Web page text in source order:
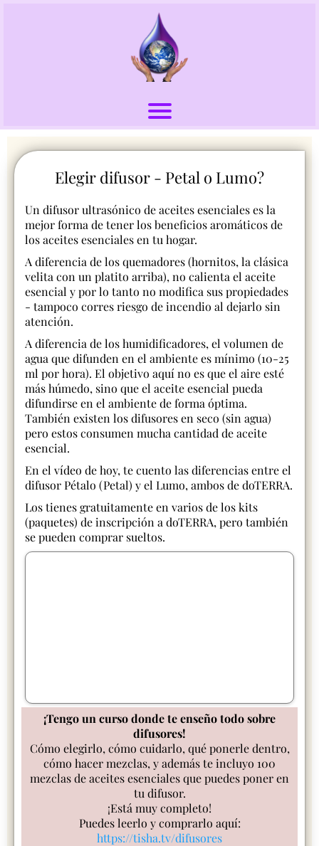
Elegir difusor - Petal o Lumo?
Un difusor ultrasónico de aceites esenciales es la
mejor forma de tener los beneficios aromáticos de
los aceites esenciales en tu hogar.
A diferencia de los quemadores (hornitos, la clásica
velita con un platito arriba), no calienta el aceite
esencial y por lo tanto no modifica sus propiedades
- tampoco corres riesgo de incendio al dejarlo sin
atención.
A diferencia de los humidificadores, el volumen de
agua que difunden en el ambiente es mínimo (10-25
ml por hora). El objetivo aquí no es que el aire esté
más húmedo, sino que el aceite esencial pueda
difundirse en el ambiente de forma óptima.
También existen los difusores en seco (sin agua)
pero estos consumen mucha cantidad de aceite
esencial.
En el vídeo de hoy, te cuento las diferencias entre el
difusor Pétalo (Petal) y el Lumo, ambos de doTERRA.
Los tienes gratuitamente en varios de los kits
(paquetes) de inscripción a doTERRA, pero también
se pueden comprar sueltos.
¡Tengo un curso donde te enseño todo sobre
difusores!
Cómo elegirlo, cómo cuidarlo, qué ponerle dentro,
cómo hacer mezclas, y además te incluyo 100
mezclas de aceites esenciales que puedes poner en
tu difusor.
¡Está muy completo!
Puedes leerlo y comprarlo aquí:
https://tisha.tv/difusores